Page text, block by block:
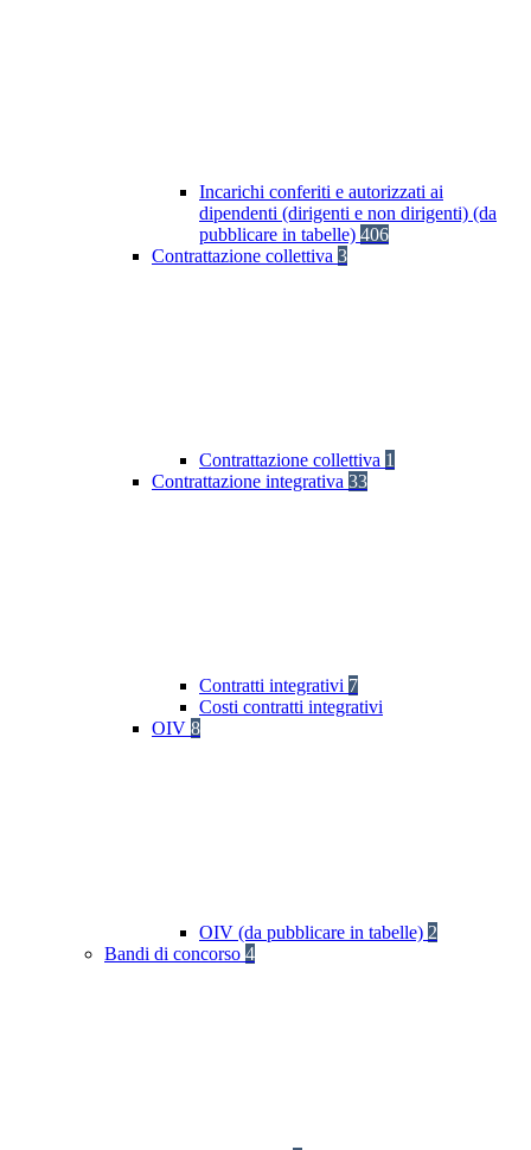
Incarichi conferiti e autorizzati ai
dipendenti (dirigenti e non dirigenti) (da
pubblicare in tabelle) 406
Contrattazione collettiva 3
Contrattazione collettiva 1
Contrattazione integrativa 33
Contratti integrativi 7
Costi contratti integrativi
OIV 8
OIV (da pubblicare in tabelle) 2
Bandi di concorso 4